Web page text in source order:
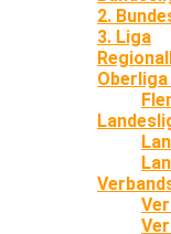
2.
3. Liga